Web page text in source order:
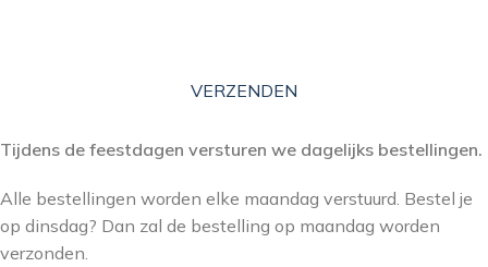
VERZENDEN
Tijdens de feestdagen versturen we dagelijks bestellingen.
Alle bestellingen worden elke maandag verstuurd. Bestel je
op dinsdag? Dan zal de bestelling op maandag worden
verzonden.